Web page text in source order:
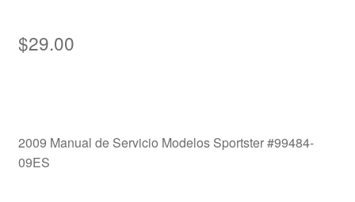
$29.00
2009 Manual de Servicio Modelos Sportster #99484-
09ES